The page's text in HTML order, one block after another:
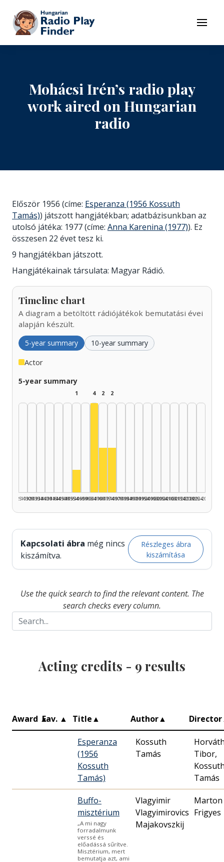
To contents
Menu
Mohácsi Irén’s radio play
work aired on Hungarian
radio
Először 1956 (címe: Esperanza (1956 Kossuth
Tamás)) játszott hangjátékban; adatbázisunkban az
utolsó játéka: 1977 (címe: Anna Karenina (1977)). Ez
összesen 22 évet tesz ki.
9 hangjátékban játszott.
Hangjátékainak társulata: Magyar Rádió.
Timeline chart
A diagram a betöltött rádiójátékok bemutatási évei
alapján készült.
5-year summary 10-year summary
Actor
5-year summary
1925–1929
1930–1934
1935–1939
1940–1944
1945–1949
1950–1954
1
1955–1959
1960–1964
4
1965–1969
2
1970–1974
2
1975–1979
1980–1984
1985–1989
1990–1994
1995–1999
2000–2004
2005–2009
2010–2014
2015–2019
2020–2024
2025–2026
Kapcsolati ábra még nincs
kiszámítva.
Részleges ábra
kiszámítása
Use the quick search to find the relevant content. The
search checks every column.
Acting credits - 9 results
Award ▲
Fav. ▲ Title▲ Author▲ Director
Esperanza
(1956
Kossuth
Tamás)
Kossuth
Tamás
Tibor‏‎,
Tamás
Buffo-
misztérium
„A mi nagy
forradalmunk
verssé és
előadássá sűrítve.
Misztérium, mert
bemutatja azt, ami
Vlagyimir
Vlagyimirovics
Majakovszkij
Marton
Frigyes